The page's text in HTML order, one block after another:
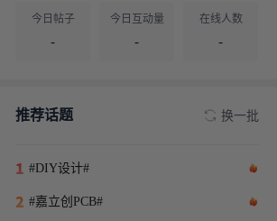
今日帖子
-
今日互动量
-
在线人数
-
-
推荐话题 换一批
#DIY设计#
#嘉立创PCB#